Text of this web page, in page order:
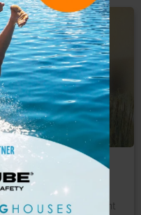
Foto: © booking.com
Kranichsee
Die Seesicht